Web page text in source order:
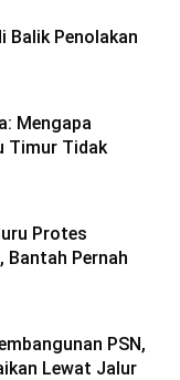
Balik Penolakan
Mengapa
Timur Tidak
Protes
Bantah Pernah
PSN,
Lewat Jalur